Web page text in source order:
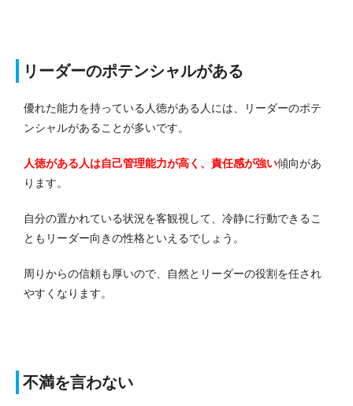
リーダーのポテンシャルがある
優れた能力を持っている人徳がある人には、リーダーのポテ
ンシャルがあることが多いです。
人徳がある人は自己管理能力が高く、責任感が強い傾向があ
ります。
自分の置かれている状況を客観視して、冷静に行動できるこ
ともリーダー向きの性格といえるでしょう。
周りからの信頼も厚いので、自然とリーダーの役割を任され
やすくなります。
不満を言わない